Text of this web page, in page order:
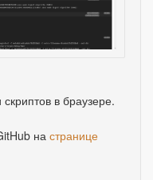
в браузере.
на странице